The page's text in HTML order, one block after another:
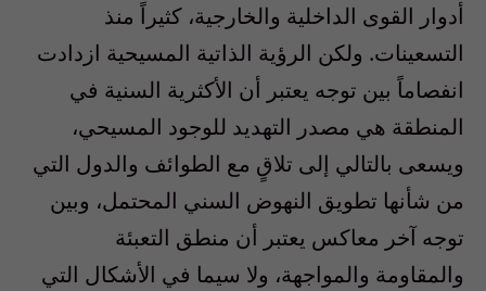
أدوار القوى الداخلية والخارجية، كثيراً منذ
التسعينات. ولكن الرؤية الذاتية المسيحية ازدادت
انفصاماً بين توجه يعتبر أن الأكثرية السنية في
المنطقة هي مصدر التهديد للوجود المسيحي،
ويسعى بالتالي إلى تلاقٍ مع الطوائف والدول التي
من شأنها تطويق النهوض السني المحتمل، وبين
توجه آخر معاكس يعتبر أن منطق التعبئة
والمقاومة والمواجهة، ولا سيما في الأشكال التي